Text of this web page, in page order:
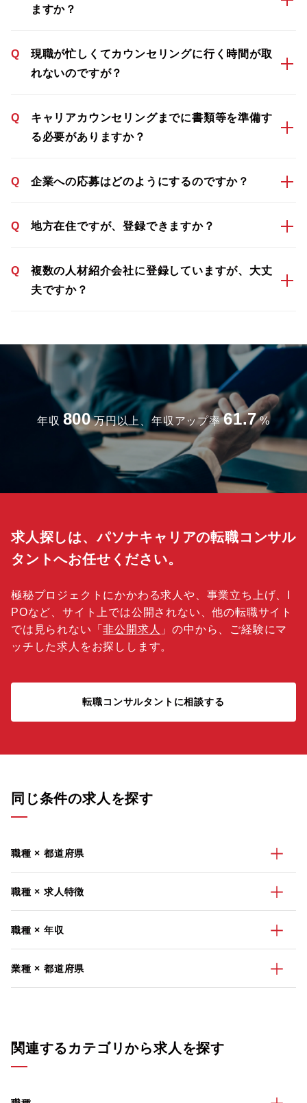
ますか？
Q
現職が忙しくてカウンセリングに行く時間が取
れないのですが？
Q
キャリアカウンセリングまでに書類等を準備す
る必要がありますか？
Q 企業への応募はどのようにするのですか？
Q 地方在住ですが、登録できますか？
Q
複数の人材紹介会社に登録していますが、大丈
夫ですか？
年収 800 万円以上、年収アップ率 61.7 %
求人探しは、パソナキャリアの転職コンサル
タントへお任せください。
極秘プロジェクトにかかわる求人や、事業立ち上げ、I
POなど、サイト上では公開されない、他の転職サイト
では見られない「非公開求人 」の中から、ご経験にマ
ッチした求人をお探しします。
転職コンサルタントに相談する
同じ条件の求人を探す
職種 × 都道府県
職種 × 求人特徴
職種 × 年収
業種 × 都道府県
関連するカテゴリから求人を探す